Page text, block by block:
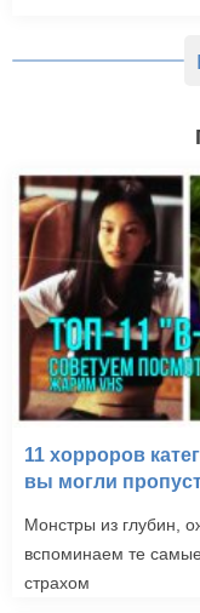
11 хорроров
вы могли
Монстры из глубин,
вспоминаем те
страхом